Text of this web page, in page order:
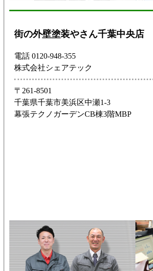
街の外壁塗装やさん千葉中央店
電話 0120-948-355
株式会社シェアテック
〒261-8501
千葉県千葉市美浜区中瀬1-3
幕張テクノガーデンCB棟3階MBP